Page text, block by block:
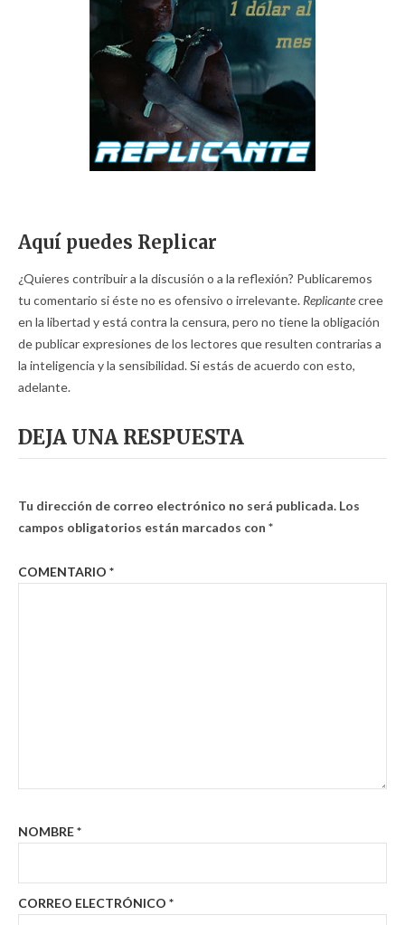
Aquí puedes Replicar
¿Quieres contribuir a la discusión o a la reflexión? Publicaremos
tu comentario si éste no es ofensivo o irrelevante. Replicantecree
en la libertad y está contra la censura, pero no tiene la obligación
de publicar expresiones de los lectores que resulten contrarias a
la inteligencia y la sensibilidad. Si estás de acuerdo con esto,
adelante.
DEJA UNA RESPUESTA
Tu dirección de correo electrónico no será publicada. Los
campos obligatorios están marcados con *
COMENTARIO *
NOMBRE*
CORREO ELECTRÓNICO *